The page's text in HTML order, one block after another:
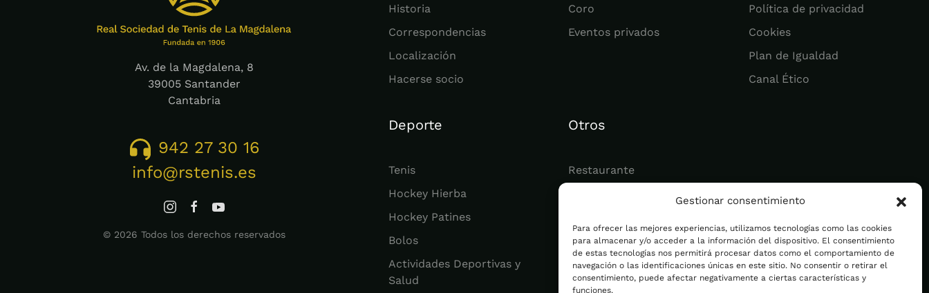
Gestionar consentimiento
Para ofrecer las mejores experiencias, utilizamos tecnologías como las cookies
para almacenar y/o acceder a la información del dispositivo. El consentimiento
de estas tecnologías nos permitirá procesar datos como el comportamiento de
navegación o las identificaciones únicas en este sitio. No consentir o retirar el
consentimiento, puede afectar negativamente a ciertas características y
funciones.
Av. de la Magdalena, 8
39005 Santander
Cantabria
942 27 30 16
info@rstenis.es
© 2026 Todos los derechos reservados
Historia
Correspondencias
Localización
Hacerse socio
Deporte
Tenis
Hockey Hierba
Hockey Patines
Bolos
Actividades Deportivas y
Salud
Coro
Eventos privados
Otros
Restaurante
Política de privacidad
Cookies
Plan de Igualdad
Canal Ético